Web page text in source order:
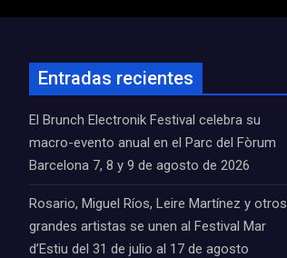
Entradas recientes
El Brunch Electronik Festival celebra su
macro-evento anual en el Parc del Fòrum
Barcelona 7, 8 y 9 de agosto de 2026
Rosario, Miguel Ríos, Leire Martínez y otros
grandes artistas se unen al Festival Mar
d’Estiu del 31 de julio al 17 de agosto